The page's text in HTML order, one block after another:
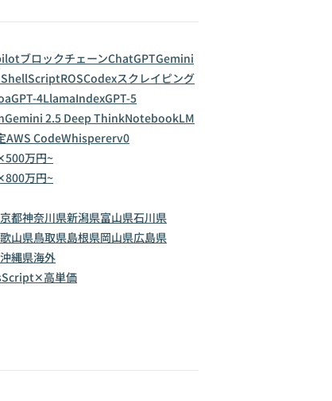
ブロックチェーンChatGPTGemini
ShellScriptROSCodexスクレイピング
GPT-4LlamaIndexGPT-5
Gemini 2.5 Deep ThinkNotebookLM
AWS CodeWhispererv0
万円~
万円~
都神奈川県新潟県富山県石川県
山県鳥取県島根県岡山県広島県
沖縄県海外
高単価